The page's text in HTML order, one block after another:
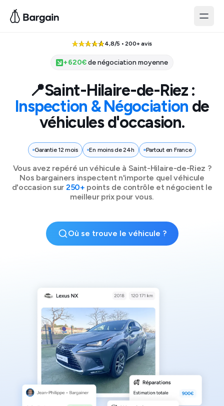
4,8/5 • 200+ avis
+620€de négociation moyenne
📍Saint-Hilaire-de-Riez:
Inspection & Négociation de
véhicules d'occasion.
Garantie 12 mois En moins de 24h Partout en France
Vous avez repéré un véhicule à Saint-Hilaire-de-Riez ?
Nos bargainers inspectent n'importe quel véhicule
d'occasion sur 250+ points de contrôle et négocient le
meilleur prix pour vous.
Où se trouve le véhicule ?